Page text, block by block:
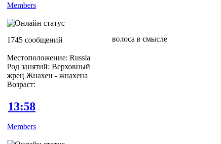
Members
1745 сообщений
Местоположение: Russia
Род занятий: Верховный
жрец Жнахен - жнахена
Возраст:
волоса в смысле
13:58
Members